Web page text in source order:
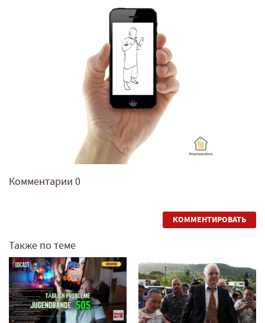
Комментарии 0
КОММЕНТИРОВАТЬ
Также по теме